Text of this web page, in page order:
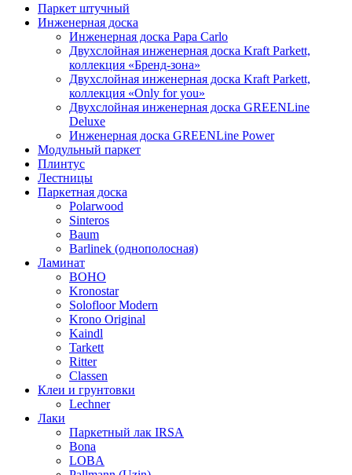
Паркет штучный
Инженерная доска
Инженерная доска Papa Carlo
Двухслойная инженерная доска Kraft Parkett,
коллекция «Бренд-зона»
Двухслойная инженерная доска Kraft Parkett,
коллекция «Only for you»
Двухслойная инженерная доска GREENLine
Deluxe
Инженерная доска GREENLine Power
Модульный паркет
Плинтус
Лестницы
Паркетная доска
Polarwood
Sinteros
Baum
Barlinek (однополосная)
Ламинат
BOHO
Kronostar
Solofloor Modern
Krono Original
Kaindl
Tarkett
Ritter
Classen
Клеи и грунтовки
Lechner
Лаки
Паркетный лак IRSA
Bona
LOBA